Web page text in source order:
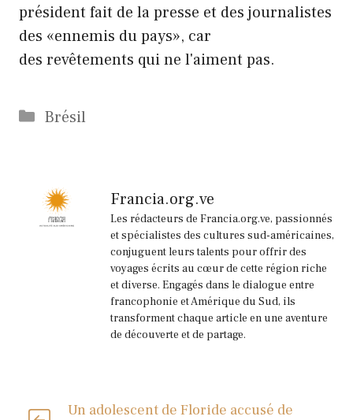
président fait de la presse et des journalistes
des «ennemis du pays», car
des revêtements qui ne l'aiment pas.
Catégories
Brésil
Francia.org.ve
Les rédacteurs de Francia.org.ve, passionnés
et spécialistes des cultures sud-américaines,
conjuguent leurs talents pour offrir des
voyages écrits au cœur de cette région riche
et diverse. Engagés dans le dialogue entre
francophonie et Amérique du Sud, ils
transforment chaque article en une aventure
de découverte et de partage.
Un adolescent de Floride accusé de